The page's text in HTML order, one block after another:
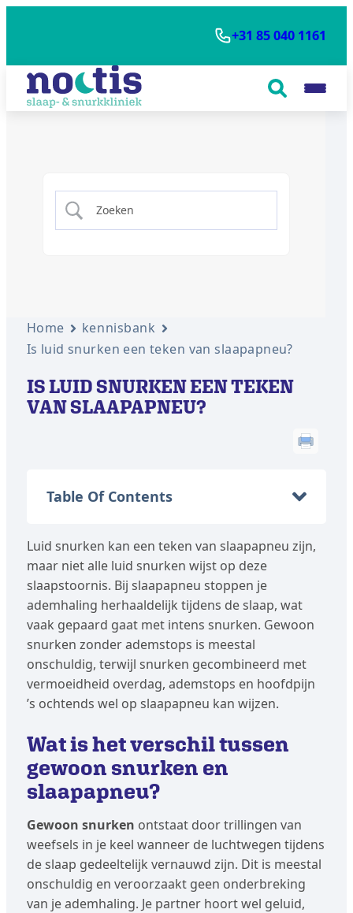
+31 85 040 1161
Home
kennisbank
Is luid snurken een teken van slaapapneu?
IS LUID SNURKEN EEN TEKEN
VAN SLAAPAPNEU?
Table Of Contents
Luid snurken kan een teken van slaapapneu zijn,
maar niet alle luid snurken wijst op deze
slaapstoornis. Bij slaapapneu stoppen je
ademhaling herhaaldelijk tijdens de slaap, wat
vaak gepaard gaat met intens snurken. Gewoon
snurken zonder ademstops is meestal
onschuldig, terwijl snurken gecombineerd met
vermoeidheid overdag, ademstops en hoofdpijn
’s ochtends wel op slaapapneu kan wijzen.
Wat is het verschil tussen
gewoon snurken en
slaapapneu?
Gewoon snurken ontstaat door trillingen van
weefsels in je keel wanneer de luchtwegen tijdens
de slaap gedeeltelijk vernauwd zijn. Dit is meestal
onschuldig en veroorzaakt geen onderbreking
van je ademhaling. Je partner hoort wel geluid,